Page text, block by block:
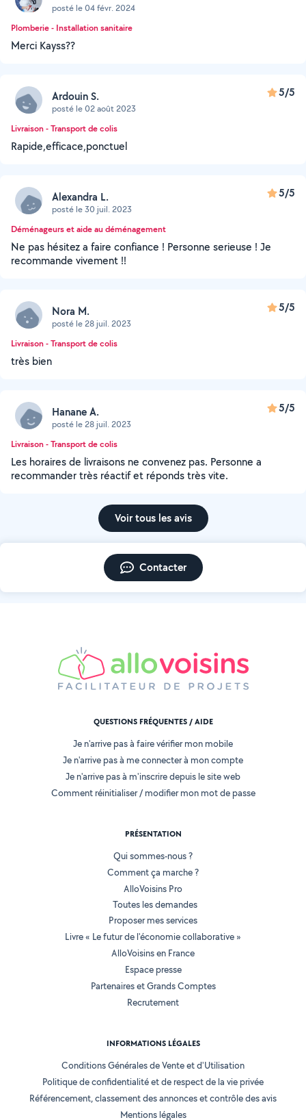
posté le 04 févr. 2024
Plomberie - Installation sanitaire
Merci Kayss??
Ardouin S.
posté le 02 août 2023
5/5
Livraison - Transport de colis
Rapide,efficace,ponctuel
Alexandra L.
posté le 30 juil. 2023
5/5
Déménageurs et aide au déménagement
Ne pas hésitez a faire confiance ! Personne serieuse ! Je
recommande vivement !!
Nora M.
posté le 28 juil. 2023
5/5
Livraison - Transport de colis
très bien
Hanane A.
posté le 28 juil. 2023
5/5
Livraison - Transport de colis
Les horaires de livraisons ne convenez pas. Personne a
recommander très réactif et réponds très vite.
Voir tous les avis
Contacter
QUESTIONS FRÉQUENTES / AIDE
Je n'arrive pas à faire vérifier mon mobile
Je n'arrive pas à me connecter à mon compte
Je n'arrive pas à m'inscrire depuis le site web
Comment réinitialiser / modifier mon mot de passe
PRÉSENTATION
Qui sommes-nous ?
Comment ça marche ?
AlloVoisins Pro
Toutes les demandes
Proposer mes services
Livre « Le futur de l'économie collaborative »
AlloVoisins en France
Espace presse
Partenaires et Grands Comptes
Recrutement
INFORMATIONS LÉGALES
Conditions Générales de Vente et d'Utilisation
Politique de confidentialité et de respect de la vie privée
Référencement, classement des annonces et contrôle des avis
Mentions légales